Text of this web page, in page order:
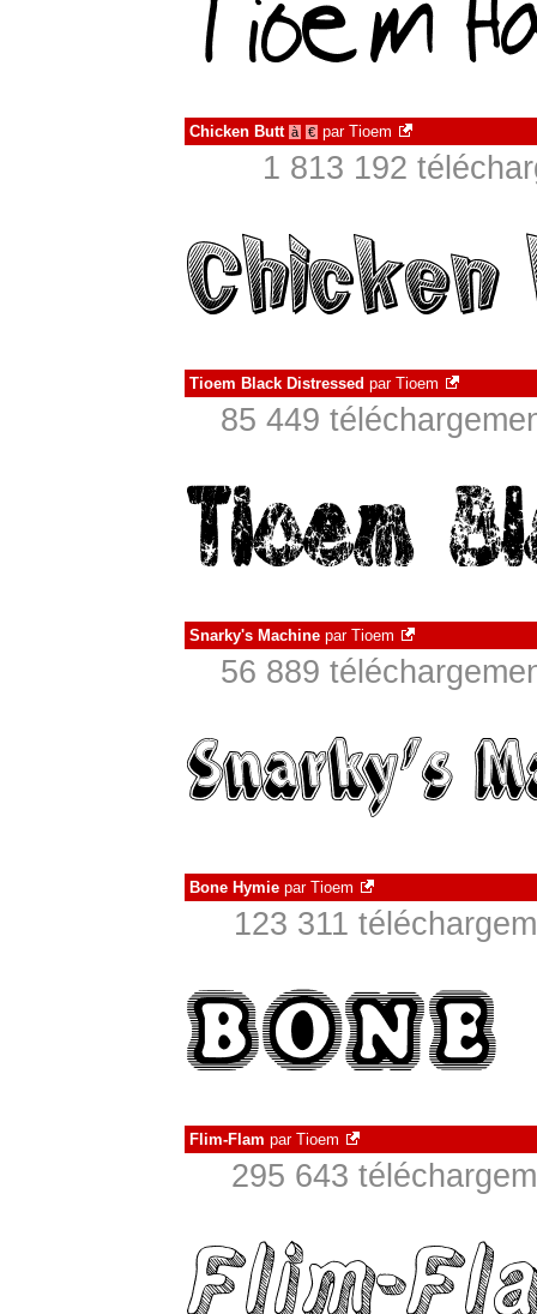
Chicken Butt à € par Tioem
1 813 192
Tioem Black Distressed par Tioem
85 449
Snarky's Machine par Tioem
56 889
Bone Hymie par Tioem
123 311
Flim-Flam par Tioem
295 643